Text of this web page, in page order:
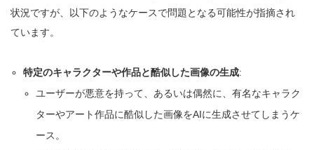
状況ですが、以下のようなケースで問題となる可能性が指摘され
ています。
特定のキャラクターや作品と酷似した画像の生成:
ユーザーが悪意を持って、あるいは偶然に、有名なキャラク
ターやアート作品に酷似した画像をAIに生成させてしまうケ
ース。